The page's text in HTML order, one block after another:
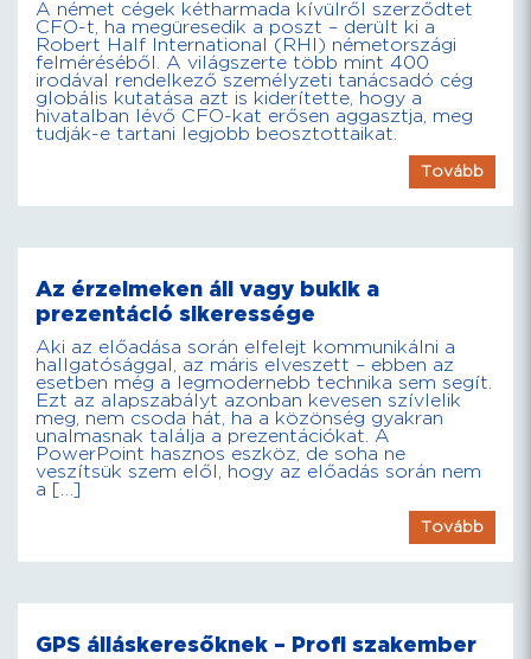
A német cégek kétharmada kívülről szerződtet
CFO-t, ha megüresedik a poszt – derült ki a
Robert Half International (RHI) németországi
felméréséből. A világszerte több mint 400
irodával rendelkező személyzeti tanácsadó cég
globális kutatása azt is kiderítette, hogy a
hivatalban lévő CFO-kat erősen aggasztja, meg
tudják-e tartani legjobb beosztottaikat.
Tovább
Az érzelmeken áll vagy bukik a
prezentáció sikeressége
Aki az előadása során elfelejt kommunikálni a
hallgatósággal, az máris elveszett – ebben az
esetben még a legmodernebb technika sem segít.
Ezt az alapszabályt azonban kevesen szívlelik
meg, nem csoda hát, ha a közönség gyakran
unalmasnak találja a prezentációkat. A
PowerPoint hasznos eszköz, de soha ne
veszítsük szem elől, hogy az előadás során nem
a […]
Tovább
GPS álláskeresőknek – Profi szakember